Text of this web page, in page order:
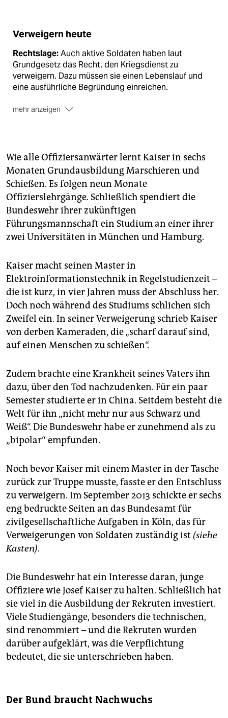
Verweigern heute
Rechtslage:Auch aktive Soldaten haben laut
Grundgesetz das Recht, den Kriegsdienst zu
verweigern. Dazu müssen sie einen Lebenslauf und
eine ausführliche Begründung einreichen.
mehr anzeigen
Waffe verbietet. Das ist laut
Bundesverwaltungsgerichts (1985) der Fall, wenn das
Töten von Menschen „nur aus dem an den Kategorien
von ’Gut‘ und ’Böse‘ orientierten Grundverständnis“
missbilligt wird.
Behörde:Das Bundesamt für Familie und
zivilgesellschaftliche Aufgaben (früher: Bundesamt für
den Zivildienst) gehört zum
verweigernde Soldaten, sondern auch für den
Bundesfreiwilligendienst zuständig.
Ablauf:Es gilt das „4-Augen-Prinzip“: Ein
Sachbearbeiter bespricht die Begründung mit einem
Juristen. Lehnen diese die Verweigerung ab, kann
Widerspruch eingelegt werden. Das kann zu einer
mündlichen Anhörung führen. Ergeht dort ebenfalls
ein negativer Bescheid, besteht die Möglichkeit, auf
muss der Soldat weiter bei der Bundeswehr bleiben.
(fot)
Wie alle Offiziersanwärter lernt Kaiser in sechs
Monaten Grundausbildung Marschieren und
Schießen. Es folgen neun Monate
Offizierslehrgänge. Schließlich spendiert die
Bundeswehr ihrer zukünftigen
Führungsmannschaft ein Studium an einer ihrer
zwei Universitäten in München und Hamburg.
Kaiser macht seinen Master in
Elektroinformationstechnik in Regelstudienzeit –
die ist kurz, in vier Jahren muss der Abschluss her.
Doch noch während des Studiums schlichen sich
Zweifel ein. In seiner Verweigerung schrieb Kaiser
von derben Kameraden, die „scharf darauf sind,
auf einen Menschen zu schießen“.
Zudem brachte eine Krankheit seines Vaters ihn
dazu, über den Tod nachzudenken. Für ein paar
Semester studierte er in China. Seitdem besteht die
Welt für ihn „nicht mehr nur aus Schwarz und
Weiß“. Die Bundeswehr habe er zunehmend als zu
„bipolar“ empfunden.
Noch bevor Kaiser mit einem Master in der Tasche
zurück zur Truppe musste, fasste er den Entschluss
zu verweigern. Im September 2013 schickte er sechs
eng bedruckte Seiten an das Bundesamt für
zivilgesellschaftliche Aufgaben in Köln, das für
Verweigerungen von Soldaten zuständig ist (siehe
Kasten).
Die Bundeswehr hat ein Interesse daran, junge
Offiziere wie Josef Kaiser zu halten. Schließlich hat
sie viel in die Ausbildung der Rekruten investiert.
Viele Studiengänge, besonders die technischen,
sind renommiert – und die Rekruten wurden
darüber aufgeklärt, was die Verpflichtung
bedeutet, die sie unterschrieben haben.
Der Bund braucht Nachwuchs